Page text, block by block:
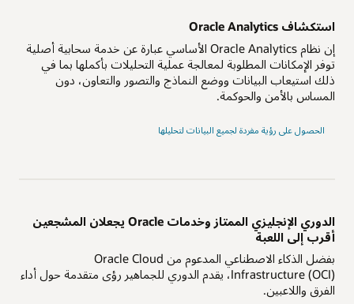
إن نظام Oracle Analytics الأساسي عبارة عن خدمة سحابية أصلية
توفر الإمكانات المطلوبة لمعالجة عملية التحليلات بأكملها بما في
ذلك استيعاب البيانات ووضع النماذج والتصور والتعاون، دون
المساس بالأمن والحوكمة.
الحصول على رؤية مفردة لجميع البيانات لتحليلها
الدوري الإنجليزي الممتاز وخدمات Oracle يجعلان المشجعين
أقرب إلى اللعبة
بفضل الذكاء الاصطناعي المدعوم من Oracle Cloud
Infrastructure (OCI)، يقدم الدوري للجماهير رؤى متقدمة حول أداء
الفرق واللاعبين.